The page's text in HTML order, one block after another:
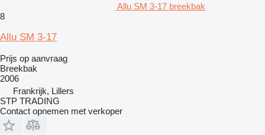
Allu SM 3-17 breekbak
8
Allu SM 3-17
Prijs op aanvraag
Breekbak
2006
Frankrijk, Lillers
STP TRADING
Contact opnemen met verkoper